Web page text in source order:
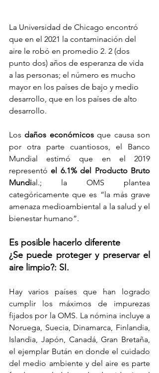
La Universidad de Chicago encontró
que en el 2021 la contaminación del
aire le robó en promedio 2. 2 (dos
punto dos) años de esperanza de vida
a las personas; el número es mucho
mayor en los países de bajo y medio
desarrollo, que en los países de alto
desarrollo.
Los daños económicos que causa son
por otra parte cuantiosos, el Banco
Mundial estimó que en el 2019
representó el 6.1% del Producto Bruto
Mundial.; la OMS plantea
categóricamente que es “la más grave
amenaza medioambiental a la salud y el
bienestar humano”.
Es posible hacerlo diferente
¿Se puede proteger y preservar el
aire limpio?: SI.
Hay varios países que han logrado
cumplir los máximos de impurezas
fijados por la OMS. La nómina incluye a
Noruega, Suecia, Dinamarca, Finlandia,
Islandia, Japón, Canadá, Gran Bretaña,
el ejemplar Bután en donde el cuidado
del medio ambiente y del aire es parte